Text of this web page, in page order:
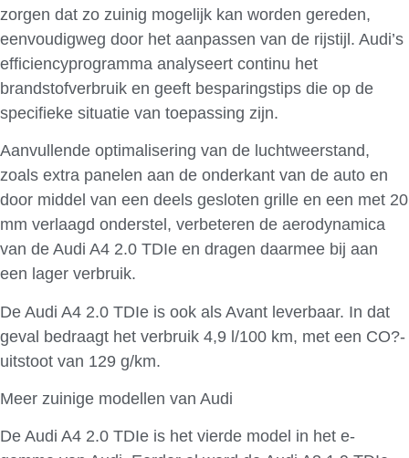
zorgen dat zo zuinig mogelijk kan worden gereden,
eenvoudigweg door het aanpassen van de rijstijl. Audi’s
efficiencyprogramma analyseert continu het
brandstofverbruik en geeft besparingstips die op de
specifieke situatie van toepassing zijn.
Aanvullende optimalisering van de luchtweerstand,
zoals extra panelen aan de onderkant van de auto en
door middel van een deels gesloten grille en een met 20
mm verlaagd onderstel, verbeteren de aerodynamica
van de Audi A4 2.0 TDIe en dragen daarmee bij aan
een lager verbruik.
De Audi A4 2.0 TDIe is ook als Avant leverbaar. In dat
geval bedraagt het verbruik 4,9 l/100 km, met een CO?-
uitstoot van 129 g/km.
Meer zuinige modellen van Audi
De Audi A4 2.0 TDIe is het vierde model in het e-